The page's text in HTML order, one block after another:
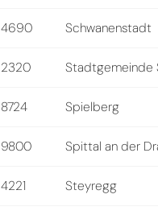
4690 Schwanenstadt
2320 Stadtgemeinde
8724 Spielberg
9800 Spittal an der
4221 Steyregg